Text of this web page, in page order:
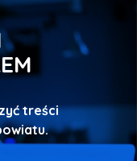
treści
dotyczące naszego powiatu.